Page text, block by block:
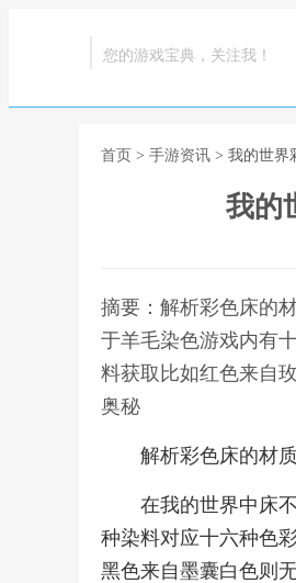
您的游戏宝典，关注我！
首页 > 手游资讯 > 我的世界
我的
摘要：解析彩色床的
于羊毛染色游戏内有
料获取比如红色来自
奥秘
解析彩色床的材
在我的世界中床
种染料对应十六种色
黑色来自墨囊白色则